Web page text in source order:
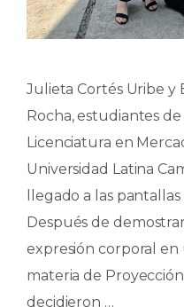
Julieta Cortés Uribe y
Rocha, estudiantes
Licenciatura en
Universidad Latina
llegado a las
Después de
expresión corporal
materia de
decidieron …